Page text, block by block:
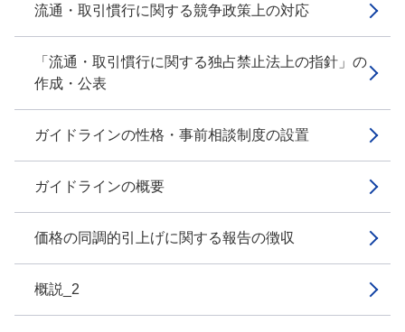
流通・取引慣行に関する競争政策上の対応
「流通・取引慣行に関する独占禁止法上の指針」の
作成・公表
ガイドラインの性格・事前相談制度の設置
ガイドラインの概要
価格の同調的引上げに関する報告の徴収
概説_2